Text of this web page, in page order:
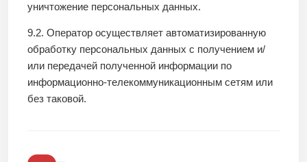
уничтожение персональных данных.
9.2. Оператор осуществляет автоматизированную
обработку персональных данных с получением и/
или передачей полученной информации по
информационно-телекоммуникационным сетям или
без таковой.